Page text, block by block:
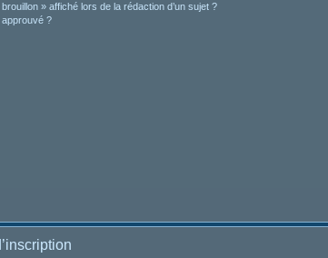
» affiché lors de la rédaction d’un sujet ?
approuvé ?